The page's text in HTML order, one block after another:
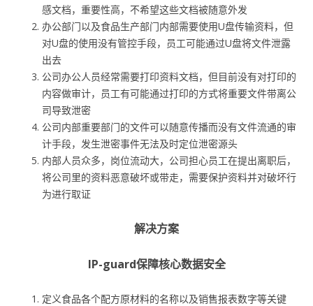
感文档，重要性高，不希望这些文档被随意外发
办公部门以及食品生产部门内部需要使用U盘传输资料，但
对U盘的使用没有管控手段，员工可能通过U盘将文件泄露
出去
公司办公人员经常需要打印资料文档，但目前没有对打印的
内容做审计，员工有可能通过打印的方式将重要文件带离公
司导致泄密
公司内部重要部门的文件可以随意传播而没有文件流通的审
计手段，发生泄密事件无法及时定位泄密源头
内部人员众多，岗位流动大，公司担心员工在提出离职后，
将公司里的资料恶意破坏或带走，需要保护资料并对破坏行
为进行取证
解决方案
IP-guard保障核心数据安全
定义食品各个配方原材料的名称以及销售报表数字等关键